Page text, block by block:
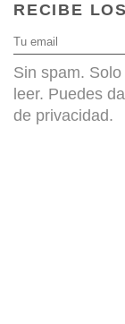
RECIBE
Sin spam.
leer. Puedes
de privacidad.